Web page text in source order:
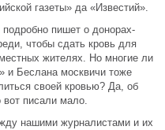
газеты» да «Известий».
подробно пишет о донорах-
чтобы сдать кровь для
жителях. Но многие ли
и Беслана москвичи тоже
своей кровью? Да, об
вот писали мало.
нашими журналистами и их